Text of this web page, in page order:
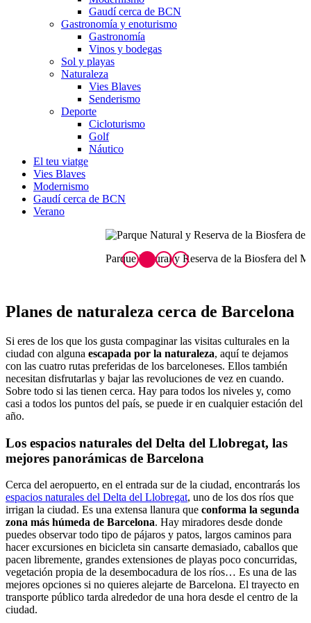
Gaudí cerca de BCN
Gastronomía y enoturismo
Gastronomía
Vinos y bodegas
Sol y playas
Naturaleza
Vies Blaves
Senderismo
Deporte
Cicloturismo
Golf
Náutico
El teu viatge
Vies Blaves
Modernismo
Gaudí cerca de BCN
Verano
Parque Natural y Reserva de la Biosfera del Montseny
Planes de naturaleza cerca de Barcelona
Si eres de los que los gusta compaginar las visitas culturales en la
ciudad con alguna escapada por la naturaleza, aquí te dejamos
con las cuatro rutas preferidas de los barceloneses. Ellos también
necesitan disfrutarlas y bajar las revoluciones de vez en cuando.
Sobre todo si las tienen cerca. Hay para todos los niveles y, como
casi a todos los puntos del país, se puede ir en cualquier estación del
año.
Los espacios naturales del Delta del Llobregat, las
mejores panorámicas de Barcelona
Cerca del aeropuerto, en el entrada sur de la ciudad, encontrarás los
espacios naturales del Delta del Llobregat, uno de los dos ríos que
irrigan la ciudad. Es una extensa llanura que conforma la segunda
zona más húmeda de Barcelona. Hay miradores desde donde
puedes observar todo tipo de pájaros y patos, largos caminos para
hacer excursiones en bicicleta sin cansarte demasiado, caballos que
pacen libremente, grandes extensiones de playas poco concurridas,
vegetación propia de la desembocadura de los ríos… Es una de las
mejores opciones si no quieres alejarte de Barcelona. El trayecto en
transporte público tarda alrededor de una hora desde el centro de la
ciudad.